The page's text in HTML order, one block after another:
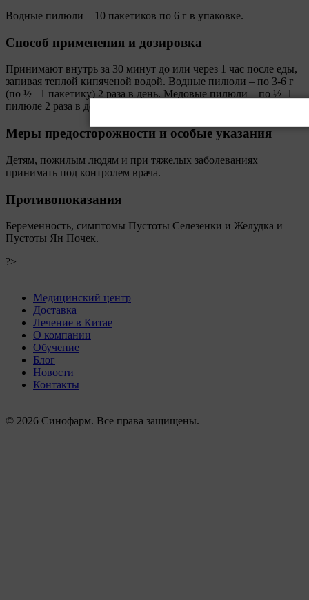
Водные пилюли – 10 пакетиков по 6 г в упаковке.
Способ применения и дозировка
Принимают внутрь за 30 минут до или через 1 час после еды,
запивая теплой кипяченой водой. Водные пилюли – по 3-6 г
(по ½ –1 пакетику) 2 раза в день. Медовые пилюли – по ½–1
пилюле 2 раза в день либо по назначению врача.
Меры предосторожности и особые указания
Детям, пожилым людям и при тяжелых заболеваниях
принимать под контролем врача.
Противопоказания
Беременность, симптомы Пустоты Селезенки и Желудка и
Пустоты Ян Почек.
?>
Медицинский центр
Доставка
Лечение в Китае
О компании
Обучение
Блог
Новости
Контакты
© 2026 Синофарм. Все права защищены.